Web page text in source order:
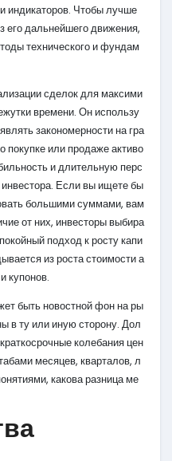
индикаторов. Чтобы лучше
его дальнейшего движения,
технического и фундам
сделок для максими
времени. Он использу
закономерности на гра
покупке или продаже активо
и длительную перс
инвестора. Если вы ищете бы
большими суммами, вам
от них, инвесторы выбира
подход к росту капи
из роста стоимости а
купонов.
быть новостной фон на ры
в ту или иную сторону. Дол
колебания цен
месяцев, кварталов, л
какова разница ме